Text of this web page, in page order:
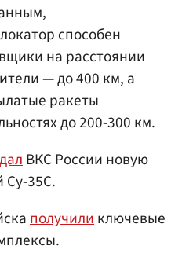
способен
на расстоянии
— до 400 км, а
ракеты
до 200-300 км.
ВКС России новую
Су-35С.
получилиключевые